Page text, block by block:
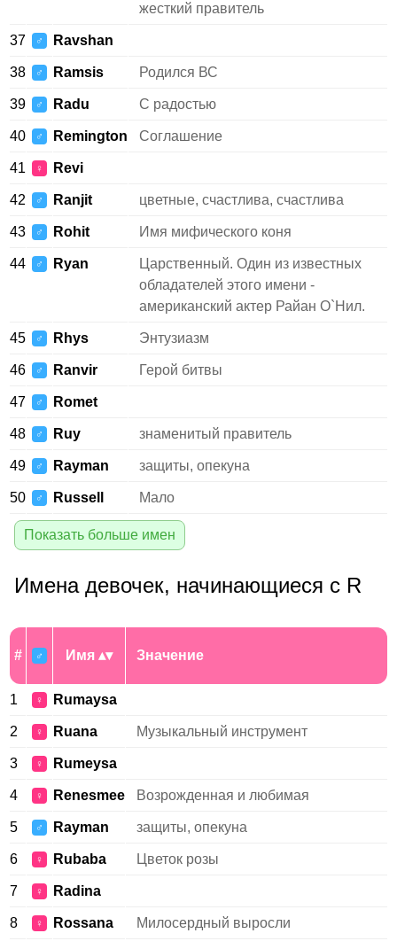
жесткий правитель
37 ♂ Ravshan
38 ♂ Ramsis Родился ВС
39 ♂ Radu С радостью
40 ♂ Remington Соглашение
41 ♀ Revi
42 ♂ Ranjit цветные, счастлива, счастлива
43 ♂ Rohit Имя мифического коня
44 ♂ Ryan
Царственный. Один из известных
обладателей этого имени -
американский актер Райан О`Нил.
45 ♂ Rhys Энтузиазм
46 ♂ Ranvir Герой битвы
47 ♂ Romet
48 ♂ Ruy знаменитый правитель
49 ♂ Rayman защиты, опекуна
50 ♂ Russell Мало
Показать больше имен
Имена девочек, начинающиеся с R
# ♂ Имя Значение
1 ♀ Rumaysa
2 ♀ Ruana Музыкальный инструмент
3 ♀ Rumeysa
4 ♀ Renesmee Возрожденная и любимая
5 ♂ Rayman защиты, опекуна
6 ♀ Rubaba Цветок розы
7 ♀ Radina
8 ♀ Rossana Милосердный выросли